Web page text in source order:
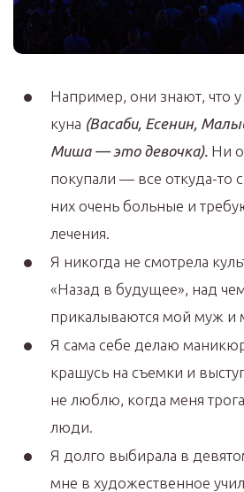
Например, они знают, что
куна (Васаби, Есенин,
Миша — это девочка). Ни
покупали — все откуда-то
них очень больные и
лечения.
Я никогда не смотрела
«Назад в будущее», над
прикалываются мой муж и
Я сама себе делаю
крашусь на съемки и
не люблю, когда меня
люди.
Я долго выбирала в
мне в художественное